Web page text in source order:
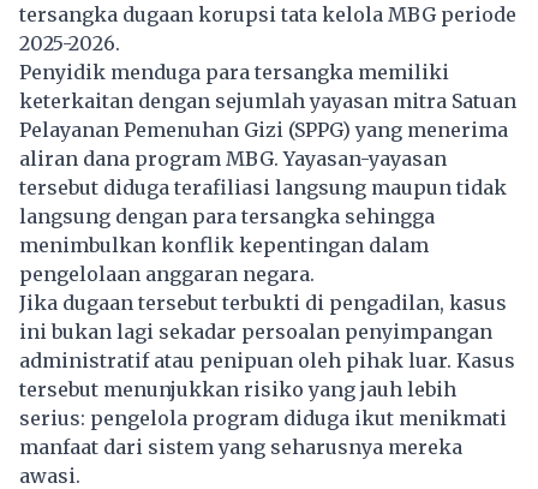
tersangka dugaan korupsi tata kelola MBG periode
2025-2026.
Penyidik menduga para tersangka memiliki
keterkaitan dengan sejumlah yayasan mitra Satuan
Pelayanan Pemenuhan Gizi (SPPG) yang menerima
aliran dana program MBG. Yayasan-yayasan
tersebut diduga terafiliasi langsung maupun tidak
langsung dengan para tersangka sehingga
menimbulkan konflik kepentingan dalam
pengelolaan anggaran negara.
Jika dugaan tersebut terbukti di pengadilan, kasus
ini bukan lagi sekadar persoalan penyimpangan
administratif atau penipuan oleh pihak luar. Kasus
tersebut menunjukkan risiko yang jauh lebih
serius: pengelola program diduga ikut menikmati
manfaat dari sistem yang seharusnya mereka
awasi.